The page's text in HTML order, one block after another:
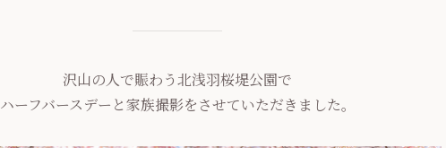
沢山の人で賑わう北浅羽桜堤公園で
ハーフバースデーと家族撮影をさせていただきました。